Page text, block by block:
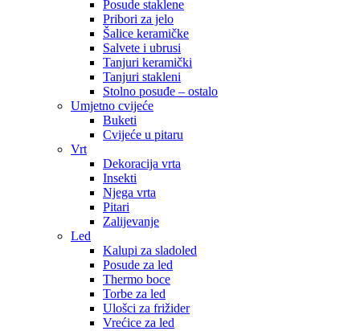
Posude staklene
Pribori za jelo
Šalice keramičke
Salvete i ubrusi
Tanjuri keramički
Tanjuri stakleni
Stolno posuđe – ostalo
Umjetno cvijeće
Buketi
Cvijeće u pitaru
Vrt
Dekoracija vrta
Insekti
Njega vrta
Pitari
Zalijevanje
Led
Kalupi za sladoled
Posude za led
Thermo boce
Torbe za led
Ulošci za frižider
Vrećice za led